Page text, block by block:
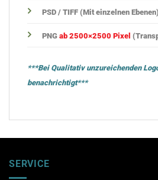
PSD / TIFF (Mit einzelnen Ebenen)
PNG ab 2500×2500 Pixel
***Bei Qualitativ unzureichenden
benachrichtigt***
SERVICE